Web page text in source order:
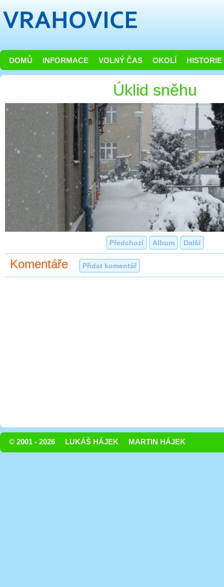
DOMŮ INFORMACE VOLNÝ ČAS OKOLÍ HISTORIE
Úklid sněhu
Předchozí Album Další
Komentáře Přidat komentář
© 2001 - 2026 LUKÁŠ HÁJEK MARTIN HÁJEK